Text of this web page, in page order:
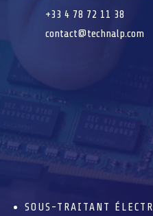
+33 4 78 72 11 38
contact@technalp.com
SOUS-TRAITANT